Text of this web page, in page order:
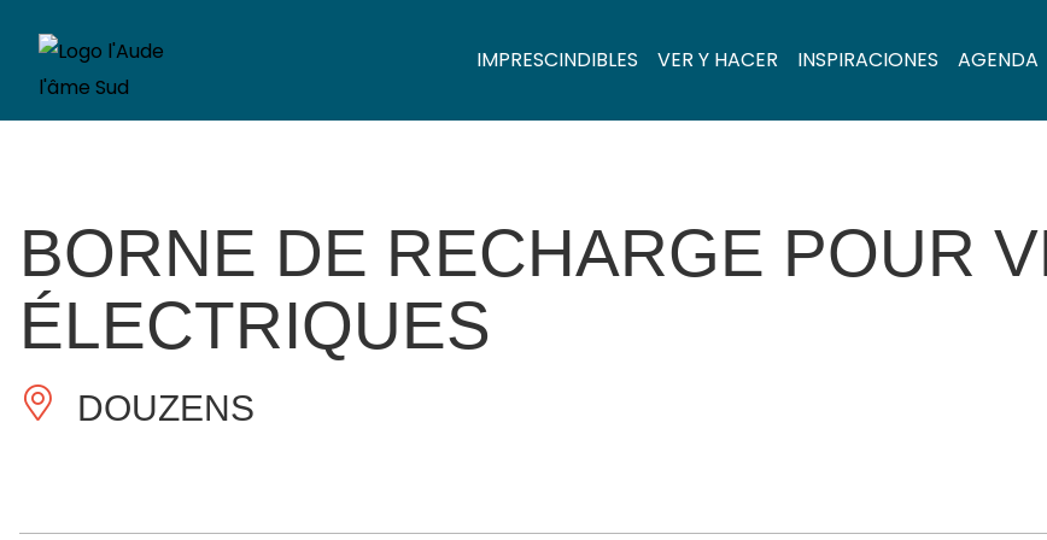
IMPRESCINDIBLES VER Y HACER INSPIRACIONES AGENDA
BORNE DE RECHARGE POUR
ÉLECTRIQUES
DOUZENS